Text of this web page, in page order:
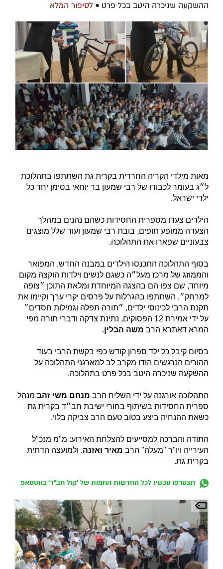
ההשקעה שניכרה היטב בכל פרט • לסיפור המלא
מאות מילדי הקריה החרדית בקרית גת השתתפו בתהלוכת
ל״ג בעומר לכבודו של רבי שמעון בר יוחאי בסימן יחד כל
ילדי ישראל.
הילדים צעדו מספרית החסידות כשהם נהנים במהלך
הצעדה ממופע תופים, בובת רבי שמעון ועוד שלל מוצגים
צבעוניים שפארו את התהלוכה.
בסוף התהלוכה התכנסו הילדים במבנה החדש, המפואר
והממוזג של מרכז מעל״ה כשגם לנשים וילדות הוקצה מקום
מיוחד, שם צפו הם בהצגה המיוחדת ומלאת התוכן ״צופה
למרחק״, השתתפו בהגרלות על פרסים יקרי ערך וקיימו את
תקנת הרבי לכינוסי ילדים, ״תורה תפלה וגמילות חסדים״
על ידי אמירת 12 הפסוקים, נתינת צדקה ודברי תורה מפי
המרא דאתרא הרב משה הבלין.
בסיום קיבל כל ילד ספרון קודש כפי בקשת הרבי בעוד
ההורים הנרגשים הודו מקרב לב למארגני התהלוכה על
ההשקעה שניכרה היטב בכל פרט בתהלוכה.
התהלוכה אורגנה על ידי השליח הרב מנחם משי זהבמנהל
ספרית החסידות בשיתוף בחורי ישיבת חב״ד בקרית גת
כשאת ההנחיה ביצע בטוב טעם הרב צביקה בלוי.
התודה והברכה למסייעים להצלחת האירוע: מ"מ מנכ"ל
העירייה ויו"ר "מעלה" הרב מאיר ואזנה. ולמועצה הדתית
בקרית גת.
הצטרפו עכשיו לכל החדשות החמות של 'קול חב"ד' בווטסאפ